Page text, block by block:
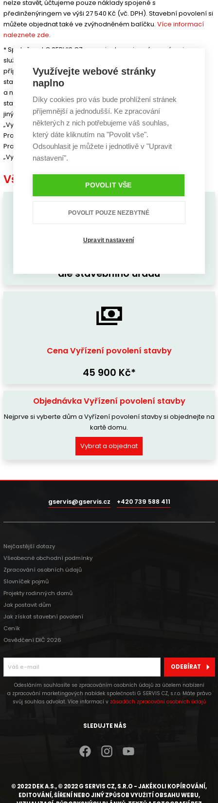
nelze stavět, účtujeme pouze náklady spojené s
předinženýringem ve výši 27 540 Kč (vč. DPH). Stavební povolení si
můžete objednat také ve zvýhodněném balíčku. Více informací
naleznete zde.
* Společnost G SERVIS CZ, s.r.o. si vyhrazuje právo v rámci ceny
služby „Vyřízení povolení stavby“ účtovat také
případné dodatečné náklady spojené s vyřízením povolení
staveb, a to zejména v důsledku vyšší složitosti
a náročnosti konkrétních objednávek, atypických vlastností
staveb, nestandardních vlastností pozemků nebo
jiných překážek, identifikovaných v průběhu vyřizování služby
„Vyřízení povolení stavby“.
Pro větší města ČR (typicky krajská města ČR) tj. Hlavní město
Praha, Brno, Ostrava atd. bude cena služby
„Vyřízení povolení stavby“ stanovena vždy indiviudálně.
Vše důležité co potřebujete vědět
dle stavebního úřadu
Cena Vyřízení povolení stavby
45 900 Kč*
Objednávka Vyřízení povolení stavby
Nejprve si vyberte dům a Vyřízení povolení stavby si objednejte na
kartě domu.
Vybrat a objednat
gservis@gservis.cz +420 739 588 411
Nejčastější dotazy
Všeobecné obchodní podmínky
Zpracování osobních údajů
Slovníček pojmů
Projekty rodinných domů
Jak postavit dům
Jak získat stavební povolení
Ceník
Osvědčení DIČ 2026
ODEBÍRAT
Odesláním souhlasíte se zpracováním osobních údajů za účelem nabízení
a zpracování marketingových nabídek společnosti G SERVIS CZ, s.r.o. Máte právo
svůj souhlas odvolat. Více informací v zásadách zpracování osobních údajů
SLEDUJTE NÁS
© 2022 DEK A.S., © 2022 G SERVIS CZ, S.R.O - JAKÉKOLI KOPÍROVÁNÍ,
EDITOVÁNÍ, ŠÍŘENÍ NEBO JINÝ ZPŮSOB VYUŽITÍ OBSAHU WEBU,
Využívejte webové stránky
naplno
Díky cookies pro vás bude prohlížení stránek
příjemnější a jednodušší. Ke zpracování
některých z nich potřebujeme váš souhlas,
který dáte kliknutím na "Povolit vše".
Odsouhlasit je můžete i jednotlivě v "Upravit
nastavení".
POVOLIT VŠE
POVOLIT POUZE NEZBYTNÉ
Upravit nastavení